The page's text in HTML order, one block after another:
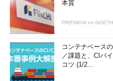
本質
PR(FINCHI on
コンテナベース
／課題と、CIパ
コツ (1/2...